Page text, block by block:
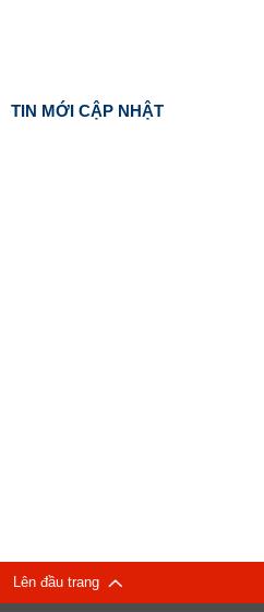
TIN MỚI CẬP NHẬT
Lên đầu trang